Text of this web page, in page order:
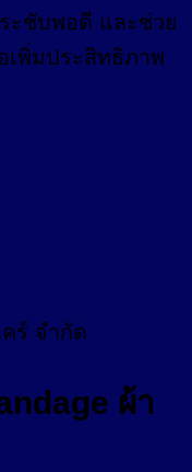
ะชับพอดี และช่วย
เพิ่มประสิทธิภาพ
ร์ จำกัด
ผ้า